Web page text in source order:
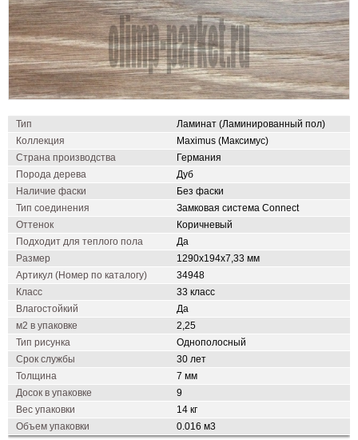
Тип
Ламинат (Ламинированный пол)
Коллекция
Maximus (Максимус)
Страна производства
Германия
Порода дерева
Дуб
Наличие фаски
Без фаски
Тип соединения
Замковая система Connect
Оттенок
Коричневый
Подходит для теплого пола
Да
Размер
1290х194х7,33 мм
Артикул (Номер по каталогу)
34948
Класс
33 класс
Влагостойкий
Да
м2 в упаковке
2,25
Тип рисунка
Однополосный
Срок службы
30 лет
Толщина
7 мм
Досок в упаковке
9
Вес упаковки
14 кг
Объем упаковки
0.016 м3